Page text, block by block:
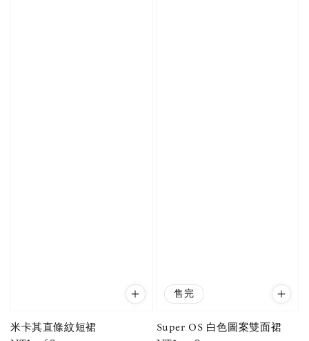
米卡其直條紋短裙
售完
Super OS 白色圖案雙面裙